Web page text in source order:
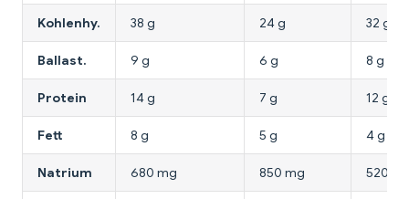
Kohlenhy. 38 g 24 g 32 g
Ballast. 9 g 6 g 8 g
Protein 14 g 7 g 12 g
Fett 8 g 5 g 4 g
Natrium 680 mg 850 mg 520